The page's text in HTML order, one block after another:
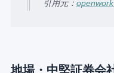
引用元：
地場・中堅証券会